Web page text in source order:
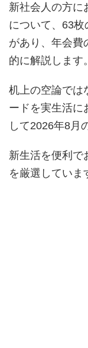
新社会人の方に
について、63
があり、年会費
的に解説します。
机上の空論では
ードを実生活に
して2026年8月
新生活を便利で
を厳選していま